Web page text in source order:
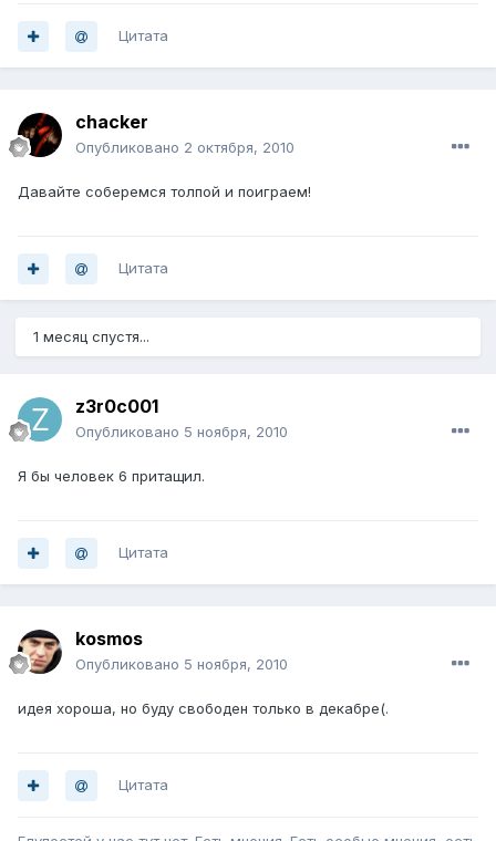
Цитата
chacker
Опубликовано 2 октября, 2010
Давайте соберемся толпой и поиграем!
Цитата
1 месяц спустя...
z3r0c001
Опубликовано 5 ноября, 2010
Я бы человек 6 притащил.
Цитата
kosmos
Опубликовано 5 ноября, 2010
идея хороша, но буду свободен только в декабре(.
Цитата